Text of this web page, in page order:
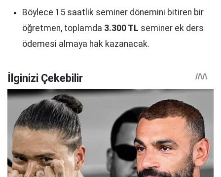
Böylece 15 saatlik seminer dönemini bitiren bir
öğretmen, toplamda 3.300 TL seminer ek ders
ödemesi almaya hak kazanacak.